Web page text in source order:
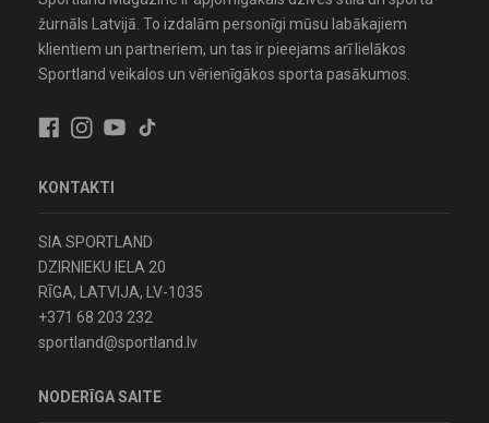
žurnāls Latvijā. To izdalām personīgi mūsu labākajiem
klientiem un partneriem, un tas ir pieejams arī lielākos
Sportland veikalos un vērienīgākos sporta pasākumos.
KONTAKTI
SIA SPORTLAND
DZIRNIEKU IELA 20
RĪGA, LATVIJA, LV-1035
+371 68 203 232
sportland@sportland.lv
NODERĪGA SAITE